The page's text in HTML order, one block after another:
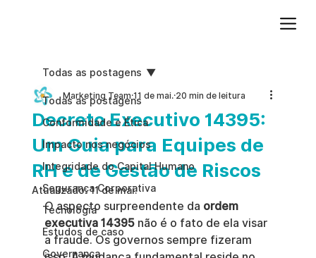
Todas as postagens
Conformidade e Ética
Impacto nos negócios
Integridade do Capital Humano
Segurança Corporativa
Tecnologia
Estudos de caso
Governança
Todas as postagens
Decreto Executivo 14395:
Um Guia para Equipes de
RH e de Gestão de Riscos
Marketing Team 11 de mai. 20 min de leitura
Atualizado:11 de mai.
O aspecto surpreendente da ordem
executiva 14395 não é o fato de ela visar
a fraude. Os governos sempre fizeram